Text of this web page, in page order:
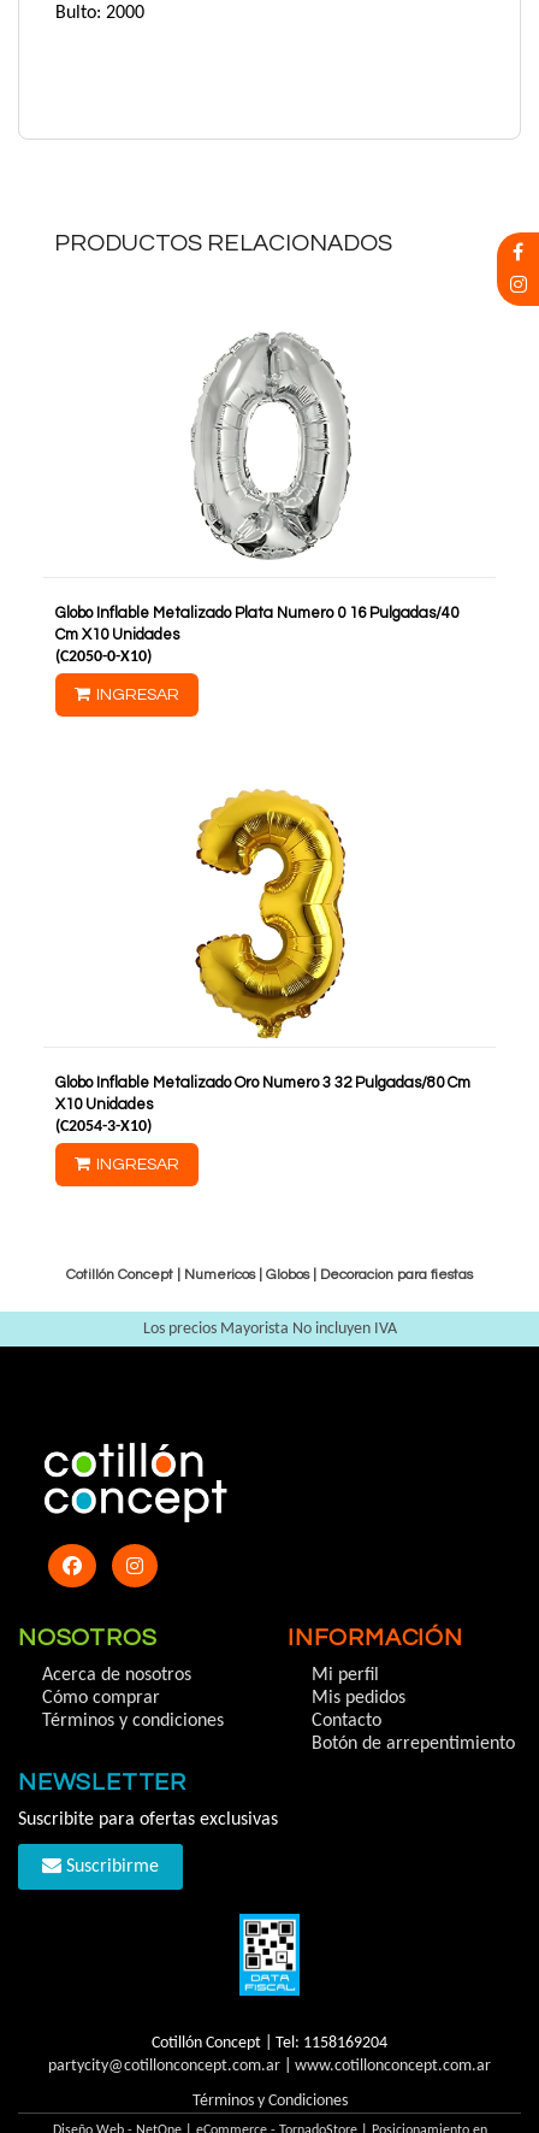
Bulto: 2000
PRODUCTOS RELACIONADOS
Globo Inflable Metalizado Plata Numero 0 16 Pulgadas/40
Cm X10 Unidades
(C2050-0-X10)
INGRESAR
Globo Inflable Metalizado Oro Numero 3 32 Pulgadas/80 Cm
X10 Unidades
(C2054-3-X10)
INGRESAR
Cotillón Concept | Numericos| Globos| Decoracion para fiestas
Los precios Mayorista No incluyen IVA
NOSOTROS
Acerca de nosotros
Cómo comprar
Términos y condiciones
INFORMACIÓN
Mi perfil
Mis pedidos
Contacto
Botón de arrepentimiento
NEWSLETTER
Suscribite para ofertas exclusivas
Suscribirme
Cotillón Concept | Tel: 1158169204
partycity@cotillonconcept.com.ar
www.cotillonconcept.com.ar
Términos y Condiciones